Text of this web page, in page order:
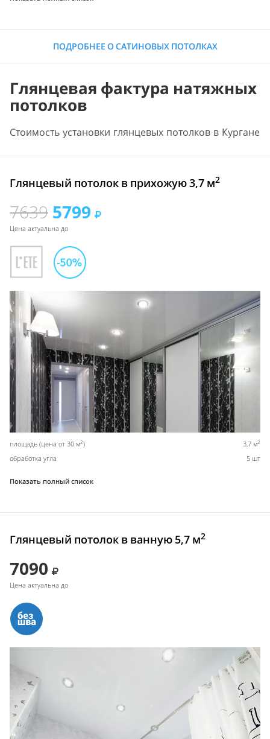
ПОДРОБНЕЕ О САТИНОВЫХ ПОТОЛКАХ
Глянцевая фактура натяжных
потолков
Стоимость установки глянцевых потолков в Кургане
Глянцевый потолок в прихожую 3,7 м2
7639 5799
Цена актуальна до
площадь (цена от 30 м2) 3,7 м2
обработка угла 5 шт
Показать полный список
Глянцевый потолок в ванную 5,7 м2
7090
Цена актуальна до